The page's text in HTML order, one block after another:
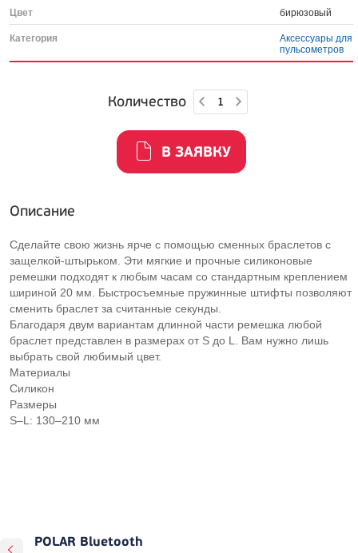
Цвет бирюзовый
Категория
Аксессуары для
пульсометров
Количество
В ЗАЯВКУ
Описание
Сделайте свою жизнь ярче с помощью сменных браслетов с
защелкой-штырьком. Эти мягкие и прочные силиконовые
ремешки подходят к любым часам со стандартным креплением
шириной 20 мм. Быстросъемные пружинные штифты позволяют
сменить браслет за считанные секунды.
Благодаря двум вариантам длинной части ремешка любой
браслет представлен в размерах от S до L. Вам нужно лишь
выбрать свой любимый цвет.
Материалы
Силикон
Размеры
S–L: 130–210 мм
POLAR Bluetooth